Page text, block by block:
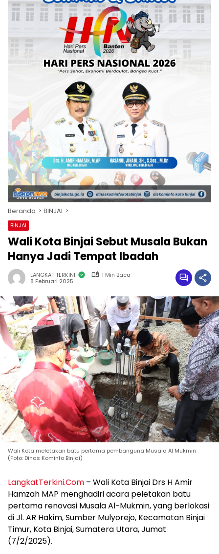
Beranda BINJAI
BINJAI
Wali Kota Binjai Sebut Musala Bukan
Hanya Jadi Tempat Ibadah
LANGKAT TERKINI
1 Min Baca
8 Februari 2025
Wali Kota meletakan batu pertama pembanguna Musala Al Mukmin
(Foto: Dinas Kominfo Binjai)
LangkatTerkini.Com – Wali Kota Binjai Drs H Amir
Hamzah MAP menghadiri acara peletakan batu
pertama renovasi Musala Al-Mukmin, yang berlokasi
di Jl. AR Hakim, Sumber Mulyorejo, Kecamatan Binjai
Timur, Kota Binjai, Sumatera Utara, Jumat
(7/2/2025).